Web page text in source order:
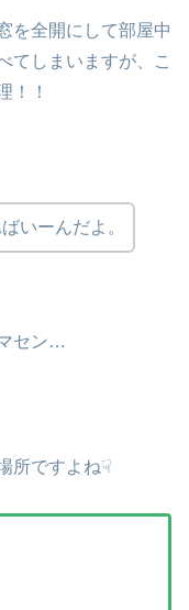
を全開にして部屋中
てしまいますが、こ
！！
いーんだよ。
セン…
所ですよね☟